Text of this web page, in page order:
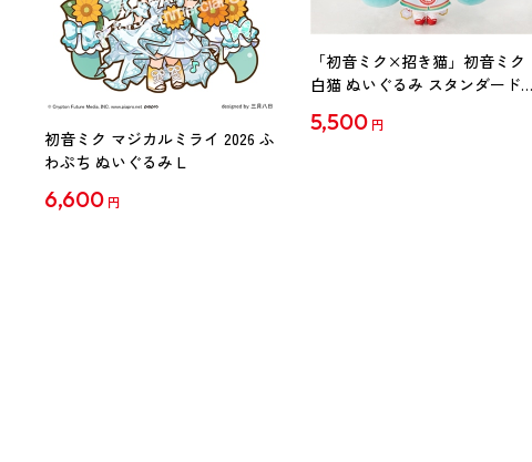
初音ミク マジカルミライ 2026 ふ
わぷち ぬいぐるみ L
6,600 円
「初音ミク×招き猫」初音ミク
白猫 ぬいぐるみ スタンダード
5,500 円